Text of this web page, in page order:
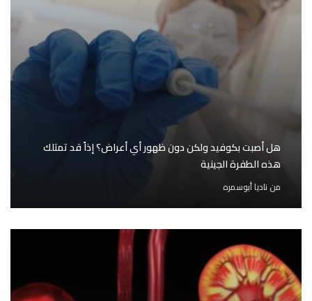
هل أصبت بكوفيد ولكن دون ظهور أي أعراض؟ إذاً قد تمتلك
هذه الطفرة الجينية
من ناديا أبوسمره